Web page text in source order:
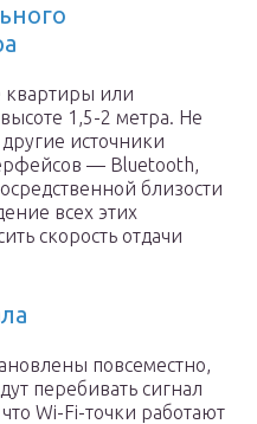
квартиры или
1,5-2 метра. Не
источники
— Bluetooth,
близости
всех этих
скорость отдачи
повсеместно,
перебивать сигнал
Wi-Fi-точки работают